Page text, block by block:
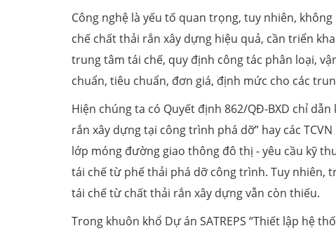
Công nghệ là yếu tố quan trọng, tuy nhiên,
chế chất thải rắn xây dựng hiệu quả, cần triển
trung tâm tái chế, quy định công tác phân loại,
chuẩn, tiêu chuẩn, đơn giá, định mức cho các
Hiện chúng ta có Quyết định 862/QĐ-BXD chỉ
rắn xây dựng tại công trình phá dỡ” hay các
lớp móng đường giao thông đô thị - yêu cầu kỹ
tái chế từ phế thải phá dỡ công trình. Tuy nhiên,
tái chế từ chất thải rắn xây dựng vẫn còn thiếu.
Trong khuôn khổ Dự án SATREPS “Thiết lập hệ